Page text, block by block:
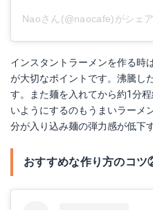
Naoさん(@naocafe)がシェ
インスタントラーメンを作る時
が大切なポイントです。沸騰し
す。また麺を入れてから約1分
いようにするのもうまいラーメ
分が入り込み麺の弾力感が低下
おすすめな作り方のコ